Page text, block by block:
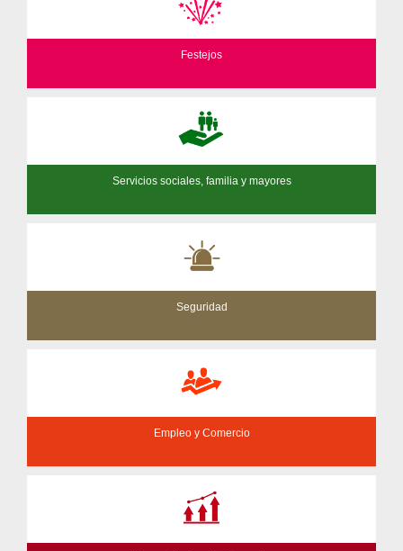
Festejos
Servicios sociales, familia y mayores
Seguridad
Empleo y Comercio